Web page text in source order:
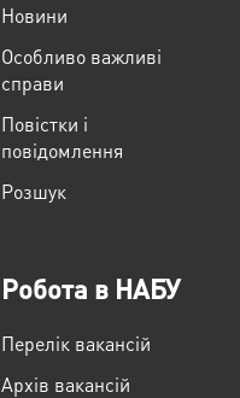
Новини
Особливо важливі
справи
Повістки і
повідомлення
Розшук
Робота в НАБУ
Перелік вакансій
Архів вакансій